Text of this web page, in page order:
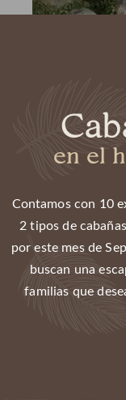
en el
Contamos con 10
2 tipos de
por este mes de
buscan una
familias que